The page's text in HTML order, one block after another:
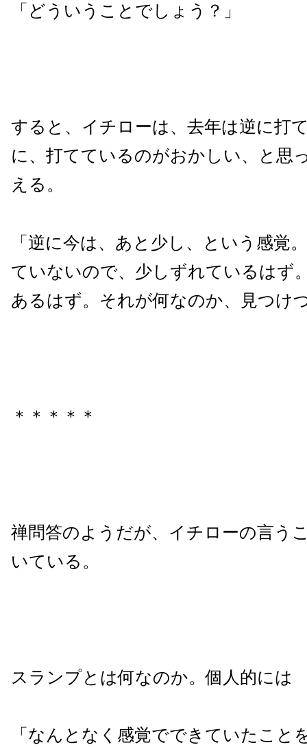
「どういうことでしょう？」
すると、イチローは、去年は逆に打
に、打てているのがおかしい、と思
える。
「逆に今は、あと少し、という感覚
ていないので、少しずれているはず
あるはず。それが何なのか、見つけ
＊＊＊＊＊
禅問答のようだが、イチローの言う
いている。
スランプとは何なのか。個人的には
「なんとなく感覚でできていたこと